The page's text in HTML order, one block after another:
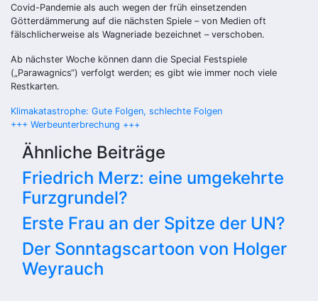
Covid-Pandemie als auch wegen der früh einsetzenden
Götterdämmerung auf die nächsten Spiele – von Medien oft
fälschlicherweise als Wagneriade bezeichnet – verschoben.
Ab nächster Woche können dann die Special Festspiele
(„Parawagnics“) verfolgt werden; es gibt wie immer noch viele
Restkarten.
Beitragsnavigation
Klimakatastrophe: Gute Folgen, schlechte Folgen
+++ Werbeunterbrechung +++
Ähnliche Beiträge
Friedrich Merz: eine umgekehrte
Furzgrundel?
Erste Frau an der Spitze der UN?
Der Sonntagscartoon von Holger
Weyrauch